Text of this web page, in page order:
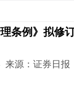
理条例》拟修
来源：证券日报